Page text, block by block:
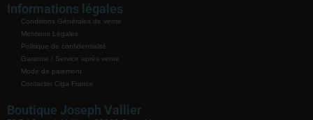
Informations légales
Conditions Générales de vente
Mentions Légales
Politique de confidentialité
Garantie / Service après vente
Mode de paiement
Contacter Ciga France
Boutique Joseph Vallier